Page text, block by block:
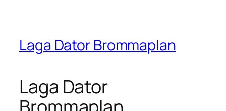
Laga Dator Brommaplan
Laga Dator